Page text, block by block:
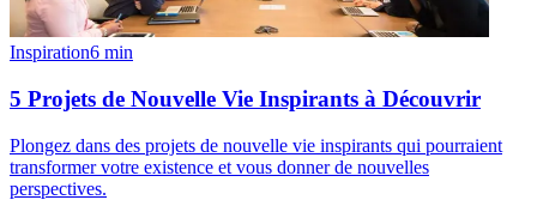
Inspiration6 min
5 Projets de Nouvelle Vie Inspirants à Découvrir
Plongez dans des projets de nouvelle vie inspirants qui pourraient
transformer votre existence et vous donner de nouvelles
perspectives.